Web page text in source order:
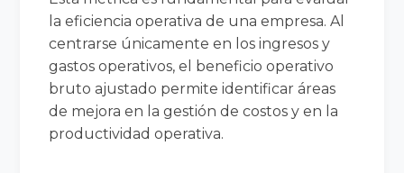
la eficiencia operativa de una empresa. Al
centrarse únicamente en los ingresos y
gastos operativos, el beneficio operativo
bruto ajustado permite identificar áreas
de mejora en la gestión de costos y en la
productividad operativa.